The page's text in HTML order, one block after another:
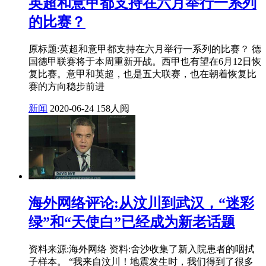
的比赛？
原标题:英超和意甲都支持在六月举行一系列的比赛？ 德
国德甲联赛将于本周重新开战。西甲也有望在6月12日恢
复比赛。意甲和英超，也是五大联赛，也在朝着恢复比
赛的方向稳步前进
新闻 2020-06-24 158人阅
海外网络评论:从汶川到武汉，“迷彩
绿”和“天使白”已经成为新老话题
资料来源:海外网络 资料:舍沙收集了新入院患者的咽拭
子样本。 “我来自汶川！地震发生时，我们得到了很多